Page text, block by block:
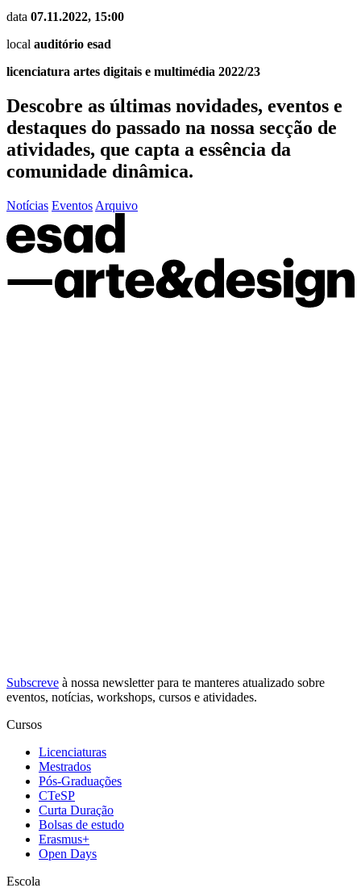
data 07.11.2022, 15:00
local auditório esad
licenciatura artes digitais e multimédia 2022/23
Descobre as últimas novidades, eventos e
destaques do passado na nossa secção de
atividades, que capta a essência da
comunidade dinâmica.
Notícias Eventos Arquivo
Subscreve à nossa newsletterpara te manteres atualizado sobre
eventos, notícias, workshops, cursos e atividades.
Cursos
Licenciaturas
Mestrados
Pós-Graduações
CTeSP
Curta Duração
Bolsas de estudo
Erasmus+
Open Days
Escola